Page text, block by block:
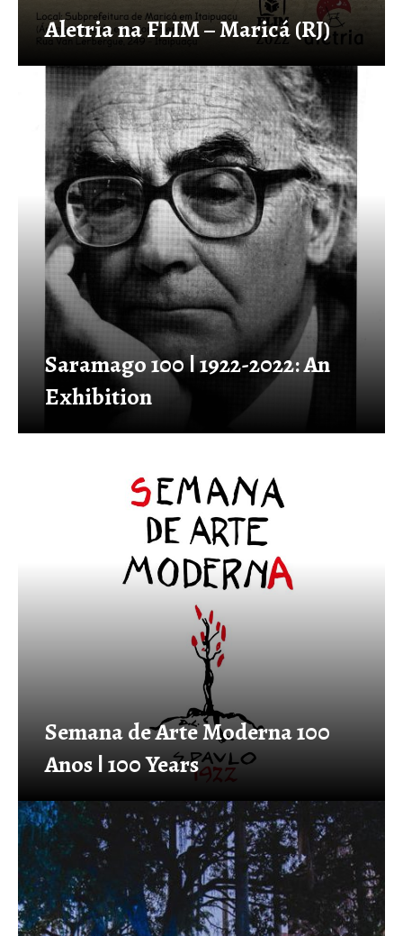
Aletria na FLIM – Maricá (RJ)
Saramago 100 ǀ 1922-2022: An
Exhibition
Semana de Arte Moderna 100
Anos ǀ 100 Years